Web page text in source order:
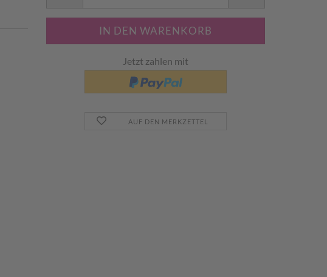
Jetzt zahlen mit
AUF DEN MERKZETTEL